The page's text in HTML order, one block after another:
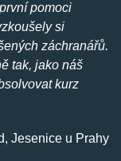
pomoci
si
záchranářů.
tak, jako náš
kurz
Jesenice u Prahy